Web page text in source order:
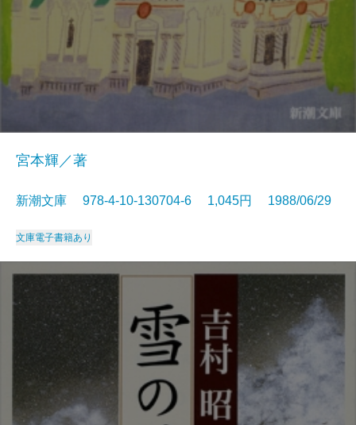
宮本輝／著
新潮文庫 978-4-10-130704-6 1,045円 1988/06/29
文庫電子書籍あり